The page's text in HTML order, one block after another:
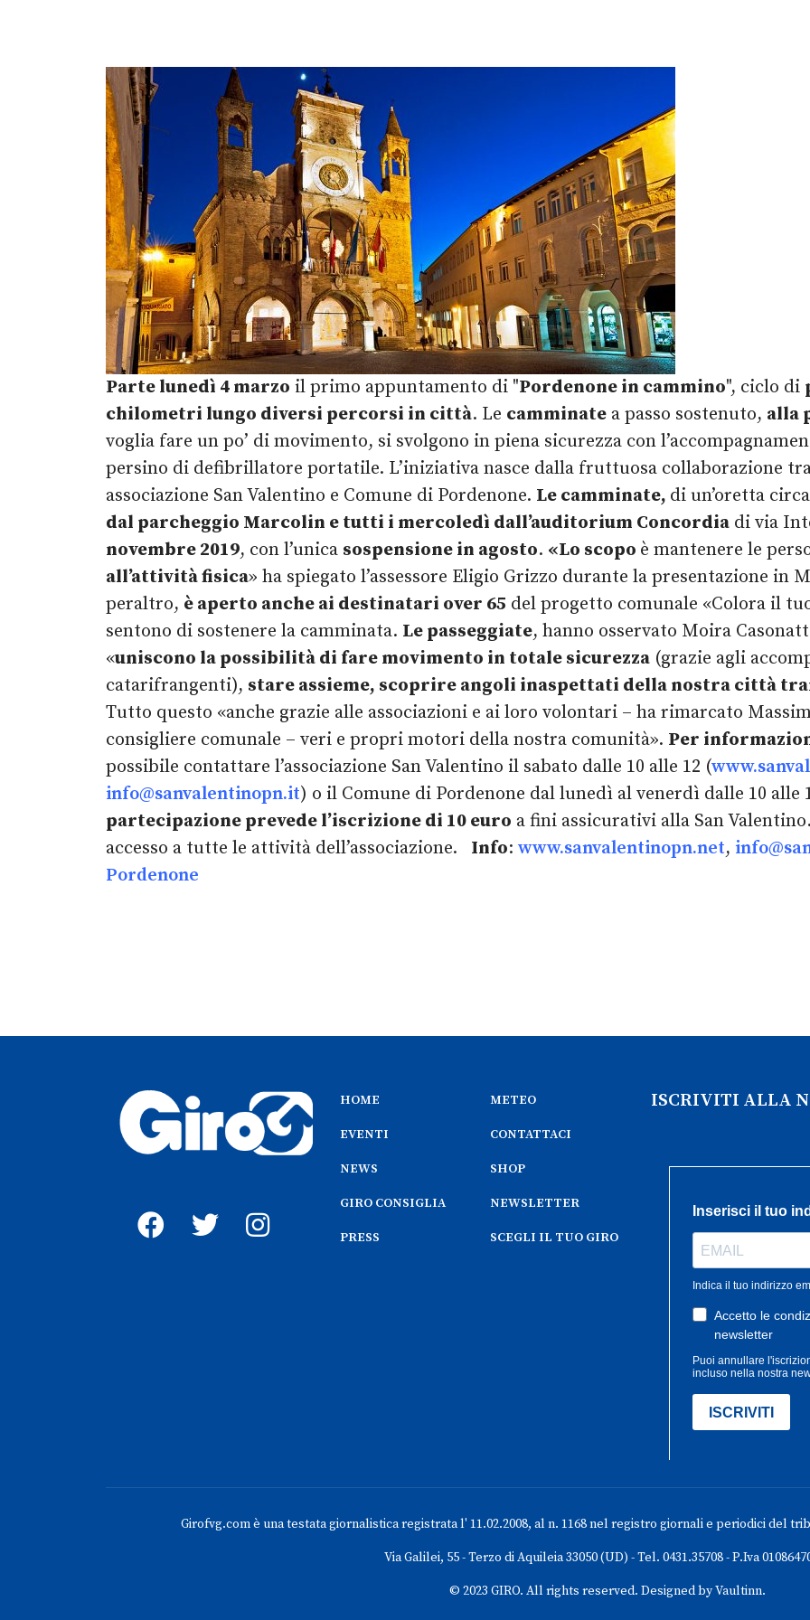
Parte lunedì 4 marzo il primo appuntamento di "Pordenone in cammino", ciclo di
chilometri lungo diversi percorsi in città. Le camminate a passo sostenuto, alla
voglia fare un po’ di movimento, si svolgono in piena sicurezza con
persino di defibrillatore portatile. L’iniziativa nasce dalla fruttuosa collaborazione
associazione San Valentino e Comune di Pordenone. Le camminate, di un’oretta
dal parcheggio Marcolin e tutti i mercoledì dall’auditorium Concordia di via
novembre 2019, con l’unica sospensione in agosto. «Lo scopo è mantenere le
all’attività fisica» ha spiegato l’assessore Eligio Grizzo durante la presentazione in
peraltro, è aperto anche ai destinatari over 65 del progetto comunale «Colora il
sentono di sostenere la camminata. Le passeggiate, hanno osservato Moira
«uniscono la possibilità di fare movimento in totale sicurezza (grazie agli
catarifrangenti), stare assieme, scoprire angoli inaspettati della nostra città
Tutto questo «anche grazie alle associazioni e ai loro volontari – ha rimarcato
consigliere comunale – veri e propri motori della nostra comunità». Per
possibile contattare l’associazione San Valentino il sabato dalle 10 alle 12 (
info@sanvalentinopn.it) o il Comune di Pordenone dal lunedì al venerdì dalle 10 alle
partecipazione prevede l’iscrizione di 10 euro a fini assicurativi alla San
accesso a tutte le attività dell’associazione. Info: www.sanvalentinopn.net,
Pordenone
HOME
EVENTI
NEWS
GIRO CONSIGLIA
PRESS
METEO
CONTATTACI
SHOP
NEWSLETTER
SCEGLI IL TUO GIRO
ISCRIVITI ALLA
Girofvg.com è una testata giornalistica registrata l' 11.02.2008, al n. 1168 nel registro giornali e periodici del
Via Galilei, 55 - Terzo di Aquileia 33050 (UD) - Tel. 0431.35708 - P.Iva
© 2023 GIRO. All rights reserved. Designed by Vaultinn.